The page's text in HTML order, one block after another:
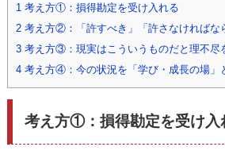
1 考え方①：損得勘定を受け入れる
2考え方②：「許すべき」「許さなければな
3考え方③：現実はこういうものだと理不尽
4考え方④：今の状況を「学び・成長の場」
考え方①：損得勘定を受け入